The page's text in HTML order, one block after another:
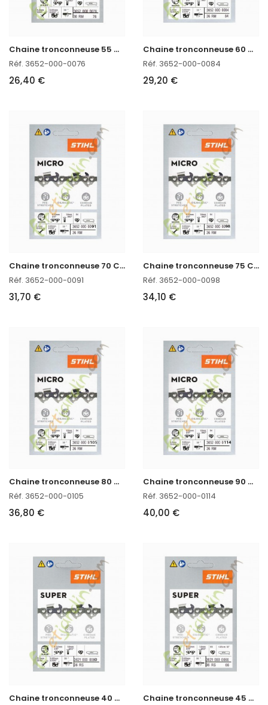
C
haine tronconneuse 55 CM Stihl 3652-000-0076
Réf. 3652-000-0076
26,40 €
C
haine tronconneuse 60 CM Stihl 3652-000-0084
Réf. 3652-000-0084
29,20 €
C
haine tronconneuse 70 CM Stihl 3652-000-0091
Réf. 3652-000-0091
31,70 €
C
haine tronconneuse 75 CM Stihl 3652-000-0098
Réf. 3652-000-0098
34,10 €
C
haine tronconneuse 80 CM Stihl 3652-000-0105
Réf. 3652-000-0105
36,80 €
C
haine tronconneuse 90 CM Stihl 3652-000-0114
Réf. 3652-000-0114
40,00 €
C
haine tronconneuse 40 CM Stihl 3621-000-0060 C
haine tronconneuse 45 CM Stihl 3621-000-0066